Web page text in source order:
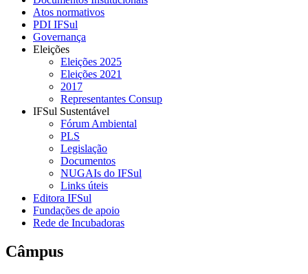
Atos normativos
PDI IFSul
Governança
Eleições
Eleições 2025
Eleições 2021
2017
Representantes Consup
IFSul Sustentável
Fórum Ambiental
PLS
Legislação
Documentos
NUGAIs do IFSul
Links úteis
Editora IFSul
Fundações de apoio
Rede de Incubadoras
Câmpus